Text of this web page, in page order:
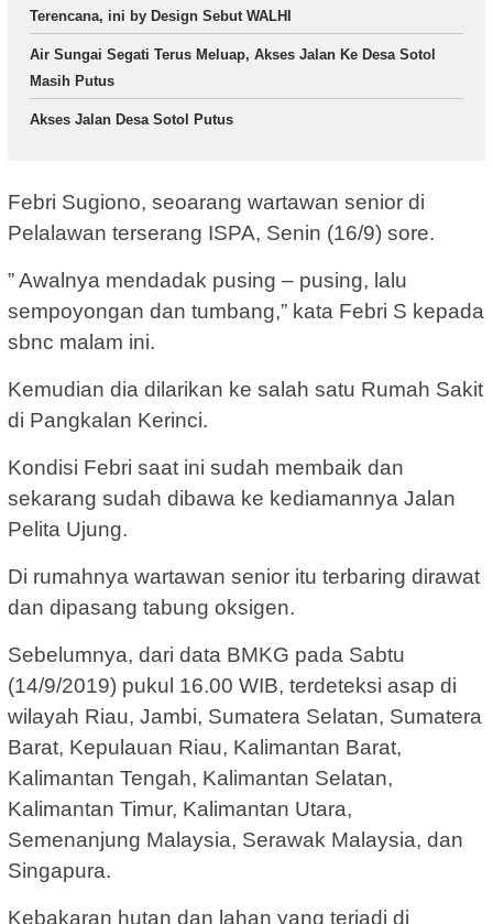
Terencana, ini by Design Sebut WALHI
Air Sungai Segati Terus Meluap, Akses Jalan Ke Desa Sotol
Masih Putus
Akses Jalan Desa Sotol Putus
Febri Sugiono, seoarang wartawan senior di
Pelalawan terserang ISPA, Senin (16/9) sore.
” Awalnya mendadak pusing – pusing, lalu
sempoyongan dan tumbang,” kata Febri S kepada
sbnc malam ini.
Kemudian dia dilarikan ke salah satu Rumah Sakit
di Pangkalan Kerinci.
Kondisi Febri saat ini sudah membaik dan
sekarang sudah dibawa ke kediamannya Jalan
Pelita Ujung.
Di rumahnya wartawan senior itu terbaring dirawat
dan dipasang tabung oksigen.
Sebelumnya, dari data BMKG pada Sabtu
(14/9/2019) pukul 16.00 WIB, terdeteksi asap di
wilayah Riau, Jambi, Sumatera Selatan, Sumatera
Barat, Kepulauan Riau, Kalimantan Barat,
Kalimantan Tengah, Kalimantan Selatan,
Kalimantan Timur, Kalimantan Utara,
Semenanjung Malaysia, Serawak Malaysia, dan
Singapura.
Kebakaran hutan dan lahan yang terjadi di